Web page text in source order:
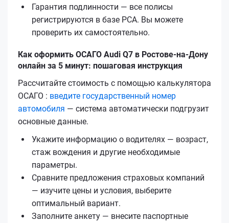
Гарантия подлинности — все полисы
регистрируются в базе РСА. Вы можете
проверить их самостоятельно.
Как оформить ОСАГО Audi Q7 в Ростове-на-Дону
онлайн за 5 минут: пошаговая инструкция
Рассчитайте стоимость с помощью калькулятора
ОСАГО : введите государственный номер
автомобиля — система автоматически подгрузит
основные данные.
Укажите информацию о водителях — возраст,
стаж вождения и другие необходимые
параметры.
Сравните предложения страховых компаний
— изучите цены и условия, выберите
оптимальный вариант.
Заполните анкету — внесите паспортные